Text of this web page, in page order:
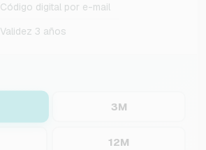
Código digital por e-mail
Validez 3 años
3M
12M